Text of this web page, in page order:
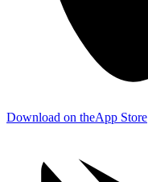
Download on theApp Store